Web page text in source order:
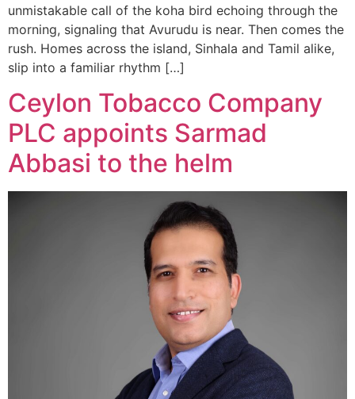
unmistakable call of the koha bird echoing through the
morning, signaling that Avurudu is near. Then comes the
rush. Homes across the island, Sinhala and Tamil alike,
slip into a familiar rhythm […]
Ceylon Tobacco Company
PLC appoints Sarmad
Abbasi to the helm